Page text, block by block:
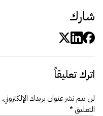
شارك
اترك تعليقاً
لن يتم نشر عنوان بريدك الإلكتروني.
التعليق*